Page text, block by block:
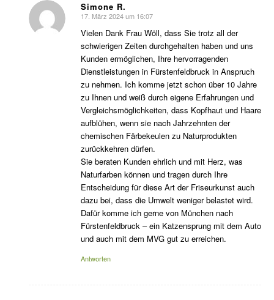
Simone R.
sagte:
17. März 2024 um 16:07
Vielen Dank Frau Wöll, dass Sie trotz all der
schwierigen Zeiten durchgehalten haben und uns
Kunden ermöglichen, Ihre hervorragenden
Dienstleistungen in Fürstenfeldbruck in Anspruch
zu nehmen. Ich komme jetzt schon über 10 Jahre
zu Ihnen und weiß durch eigene Erfahrungen und
Vergleichsmöglichkeiten, dass Kopfhaut und Haare
aufblühen, wenn sie nach Jahrzehnten der
chemischen Färbekeulen zu Naturprodukten
zurückkehren dürfen.
Sie beraten Kunden ehrlich und mit Herz, was
Naturfarben können und tragen durch Ihre
Entscheidung für diese Art der Friseurkunst auch
dazu bei, dass die Umwelt weniger belastet wird.
Dafür komme ich gerne von München nach
Fürstenfeldbruck – ein Katzensprung mit dem Auto
und auch mit dem MVG gut zu erreichen.
Antworten